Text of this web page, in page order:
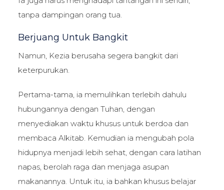
tanpa dampingan orang tua.
Berjuang Untuk Bangkit
Namun, Kezia berusaha segera bangkit dari
keterpurukan.
Pertama-tama, ia memulihkan terlebih dahulu
hubungannya dengan Tuhan, dengan
menyediakan waktu khusus untuk berdoa dan
membaca Alkitab. Kemudian ia mengubah pola
hidupnya menjadi lebih sehat, dengan cara latihan
napas, berolah raga dan menjaga asupan
makanannya. Untuk itu, ia bahkan khusus belajar